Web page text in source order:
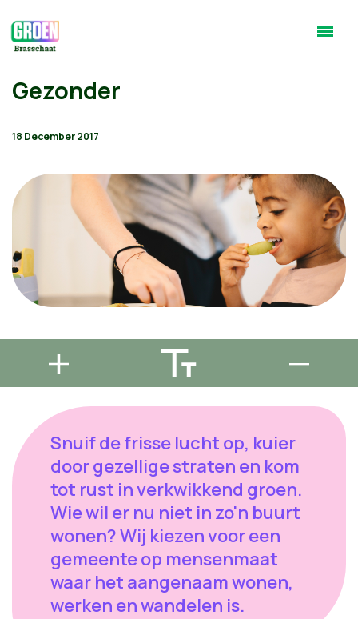
Gezonder
18 December 2017
Snuif de frisse lucht op, kuier
door gezellige straten en kom
tot rust in verkwikkend groen.
Wie wil er nu niet in zo'n buurt
wonen? Wij kiezen voor een
gemeente op mensenmaat
waar het aangenaam wonen,
werken en wandelen is.